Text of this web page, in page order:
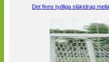
Det finns tydliga släktdrag